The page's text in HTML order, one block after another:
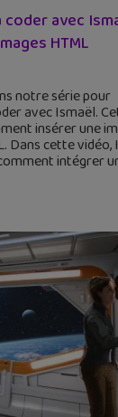
avec
HTML
notre série pour
avec Ismaël.
insérer une
Dans cette vidéo,
intégrer